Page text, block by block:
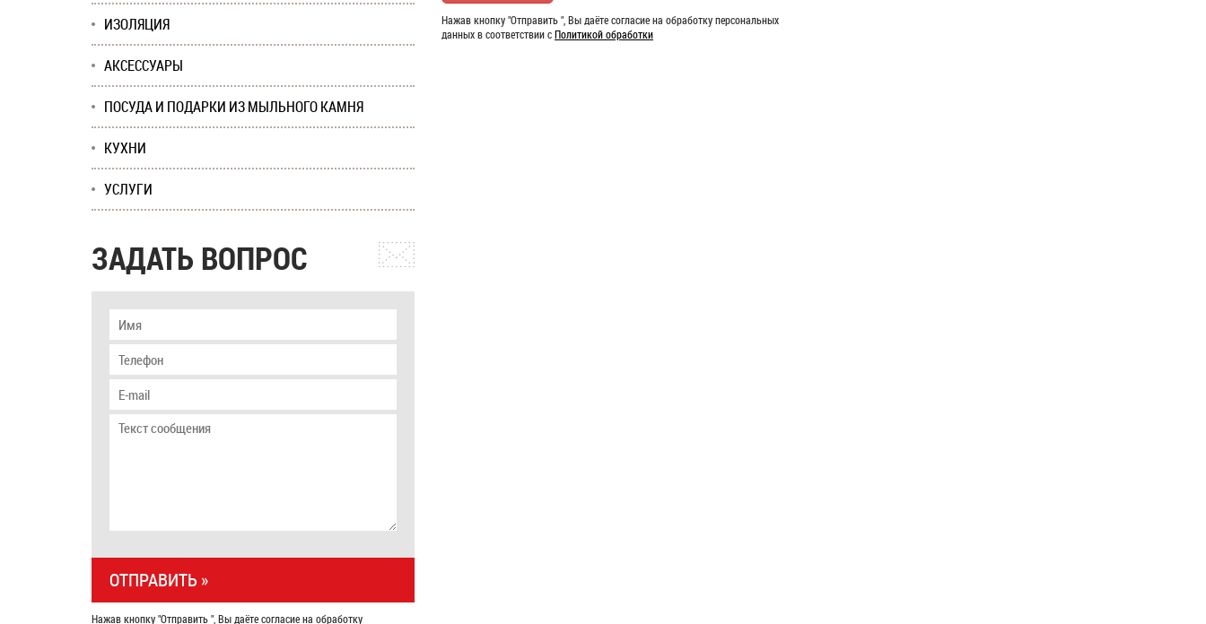
Нажав кнопку "Отправить ", Вы даёте согласие на обработку персональных
данных в соответствии сПолитикой обработки
ИЗОЛЯЦИЯ
АКСЕССУАРЫ
ПОСУДА И ПОДАРКИ ИЗ МЫЛЬНОГО КАМНЯ
КУХНИ
УСЛУГИ
ЗАДАТЬ ВОПРОС
Нажав кнопку "Отправить ", Вы даёте согласие на обработку